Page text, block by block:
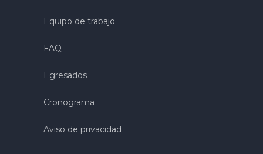
Equipo de trabajo
FAQ
Egresados
Cronograma
Aviso de privacidad